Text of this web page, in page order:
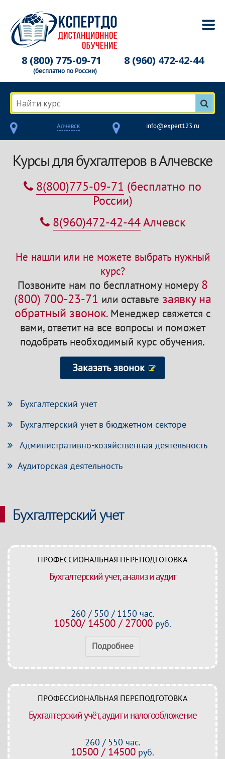
8 (800) 775-09-71
(бесплатно по России)
8 (960) 472-42-44
Найти курс
Алчевск info@expert123.ru
Курсы для бухгалтеров в Алчевске
8(800)775-09-71 (бесплатно по
России)
8(960)472-42-44Алчевск
Не нашли или не можете выбрать нужный
курс?
Позвоните нам по бесплатному номеру 8
(800) 700-23-71 или оставьте заявку на
обратный звонок.Менеджер свяжется с
вами, ответит на все вопросы и поможет
подобрать необходимый курс обучения.
Заказать звонок
Бухгалтерский учет
Бухгалтерский учет в бюджетном секторе
Административно-хозяйственная деятельность
Аудиторская деятельность
Бухгалтерский учет
ПРОФЕССИОНАЛЬНАЯ ПЕРЕПОДГОТОВКА
Бухгалтерский учет, анализ и аудит
260 / 550 / 1150 час.
10500/ 14500 / 27000 руб.
Подробнее
ПРОФЕССИОНАЛЬНАЯ ПЕРЕПОДГОТОВКА
Бухгалтерский учёт, аудит и налогообложение
260 / 550 час.
10500 / 14500 руб.